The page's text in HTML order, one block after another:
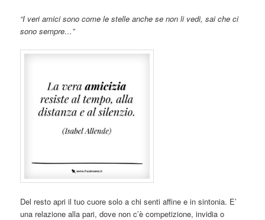
“I veri amici sono come le stelle anche se non li vedi, sai che ci
sono sempre…”
Del resto apri il tuo cuore solo a chi senti affine e in sintonia. E’
una relazione alla pari, dove non c’è competizione, invidia o